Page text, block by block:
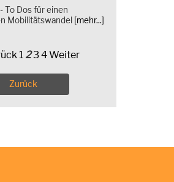
To Dos für einen
Mobilitätswandel [mehr...]
1 234Weiter
Zurück